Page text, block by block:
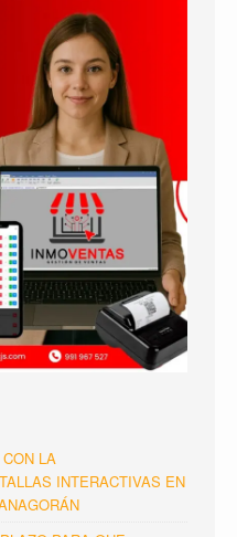
LA
INTERACTIVAS EN